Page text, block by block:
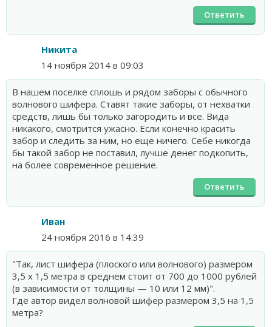
Ответить
Никита
14 ноября 2014 в 09:03
В нашем поселке сплошь и рядом заборы с обычного
волнового шифера. Ставят такие заборы, от нехватки
средств, лишь бы только загородить и все. Вида
никакого, смотрится ужасно. Если конечно красить
забор и следить за ним, но еще ничего. Себе никогда
бы такой забор не поставил, лучше денег подкопить,
на более современное решение.
Ответить
Иван
24 ноября 2016 в 14:39
"Так, лист шифера (плоского или волнового) размером
3,5 х 1,5 метра в среднем стоит от 700 до 1000 рублей
(в зависимости от толщины — 10 или 12 мм)".
Где автор видел волновой шифер размером 3,5 на 1,5
метра?